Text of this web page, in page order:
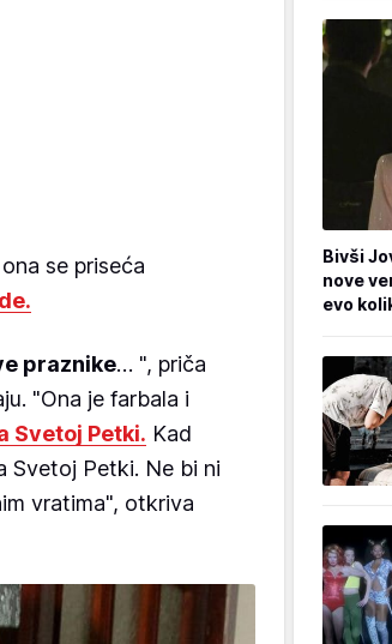
se priseća
praznike… ", priča
"Ona je farbala i
Svetoj Petki. Kad
Svetoj Petki. Ne bi ni
vratima", otkriva
Bivši
nove
evo